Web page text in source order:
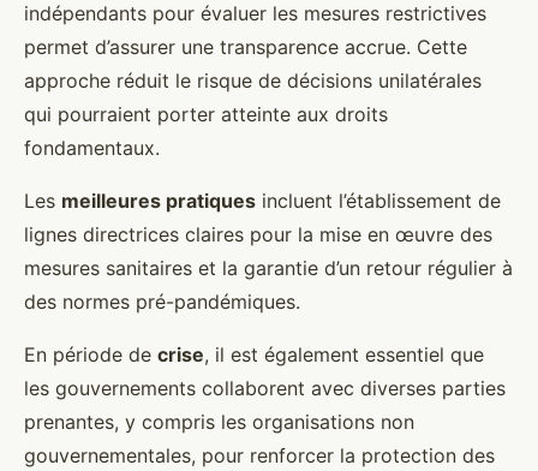
indépendants pour évaluer les mesures restrictives
permet d’assurer une transparence accrue. Cette
approche réduit le risque de décisions unilatérales
qui pourraient porter atteinte aux droits
fondamentaux.
Les meilleures pratiques incluent l’établissement de
lignes directrices claires pour la mise en œuvre des
mesures sanitaires et la garantie d’un retour régulier à
des normes pré-pandémiques.
En période de crise, il est également essentiel que
les gouvernements collaborent avec diverses parties
prenantes, y compris les organisations non
gouvernementales, pour renforcer la protection des